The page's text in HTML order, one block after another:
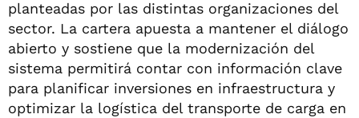
planteadas por las distintas organizaciones del
sector. La cartera apuesta a mantener el diálogo
abierto y sostiene que la modernización del
sistema permitirá contar con información clave
para planificar inversiones en infraestructura y
optimizar la logística del transporte de carga en